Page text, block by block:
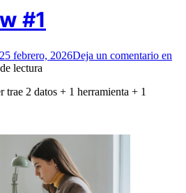
#1
25 febrero, 2026Deja un comentario en
lectura
trae 2 datos + 1 herramienta + 1